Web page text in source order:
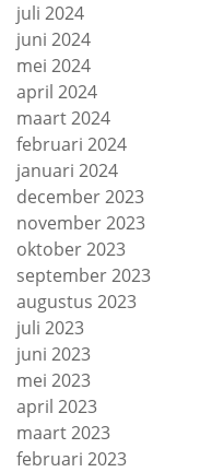
juli 2024
juni 2024
mei 2024
april 2024
maart 2024
februari 2024
januari 2024
december 2023
november 2023
oktober 2023
september 2023
augustus 2023
juli 2023
juni 2023
mei 2023
april 2023
maart 2023
februari 2023